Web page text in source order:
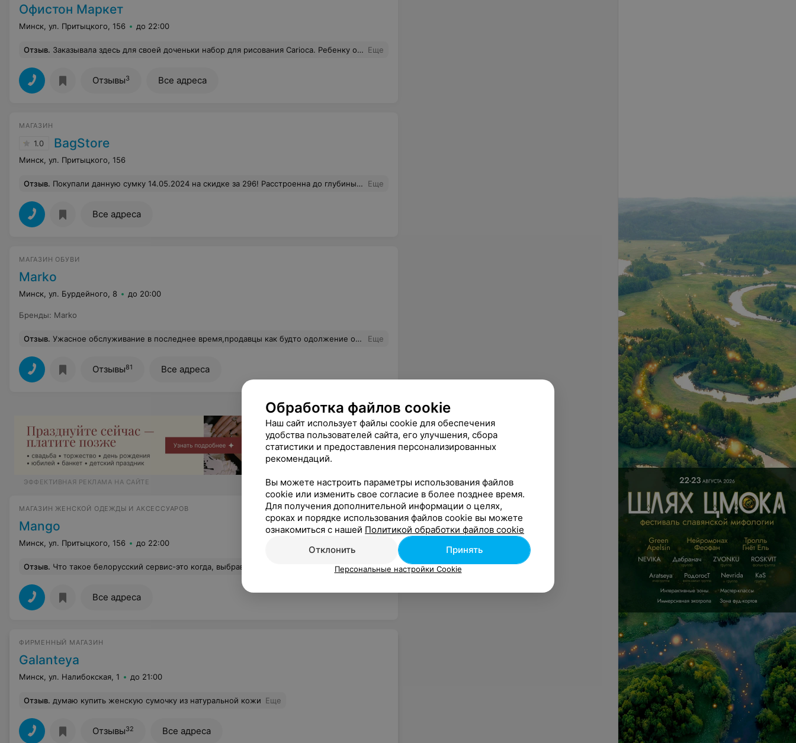
Офистон Маркет
Минск, ул. Притыцкого, 156 до 22:00
Отзыв. Заказывала здесь для своей доченьки набор для рисования Carioca. Ребенку очень понравилось, да и мне было самой интересно! Обслуживание хорошее - вежливый курьер и продавец. Рекомендую всем родителям!)) Еще
Отзывы3 Все адреса
МАГАЗИН
1.0 BagStore
Минск, ул. Притыцкого, 156
Отзыв. Покупали данную сумку 14.05.2024 на скидке за 296! Расстроенна до глубины души!мало того,что перестала с одной стороны форму держать,так и маленькие внутренние кармашки начали по шву отрываться! Купить за такие деньги и через три месяца нести в ателье,это слишком! Очень долго искала сумку и так ошиблась с выбором! Еще
Все адреса
МАГАЗИН ОБУВИ
Marko
Минск, ул. Бурдейного, 8 до 20:00
Бренды: Marko
Отзыв. Ужасное обслуживание в последнее время,продавцы как будто одолжение огромное делают, когда обувь по размерам на примерку приносят. Научите своих работниц вежливым элементарным словам , здороваться, пожалуйста и спасибо. Хамское отношение, в следующий раз прям в книгу жалоб будем писать. Еще
Отзывы81 Все адреса
ЭФФЕКТИВНАЯ РЕКЛАМА НА САЙТЕ
МАГАЗИН ЖЕНСКОЙ ОДЕЖДЫ И АКСЕССУАРОВ
Mango
Минск, ул. Притыцкого, 156 до 22:00
Отзыв. Что такое белорусский сервис-это когда, выбрав кожаный топ, который весь в пятнах от примерок, подходишь на кассу с просьбой потереть одно из, дабы убедиться, что топ не испорчен,слышишь в ответ: а что я могу сделать? Когда я предложив варианты: влажная салфетка, вода, химчистка и услышать что-то вроде у нас нет воды, салфеток и в химчистку сдаём а потом привозят! Туалета конечно тоже нет, ведь все роботы работают. Вот и весь сервис, очень жаль, что никому там, видимо,не рассказывают ни что такое улыбка, ни постараться сделать чуть больше, чем может сотрудник. Еще
Все адреса
ФИРМЕННЫЙ МАГАЗИН
Galanteya
Минск, ул. Налибокская, 1 до 21:00
Отзыв. думаю купить женскую сумочку из натуральной кожи Еще
Отзывы32 Все адреса
Обработка файлов cookie
Наш сайт использует файлы cookie для обеспечения
удобства пользователей сайта, его улучшения, сбора
статистики и предоставления персонализированных
рекомендаций.
Вы можете настроить параметры использования файлов
cookie или изменить свое согласие в более позднее время.
Для получения дополнительной информации о целях,
сроках и порядке использования файлов cookie вы можете
ознакомиться с нашей Политикой обработки файлов cookie
Отклонить
Принять
Персональные настройки Cookie